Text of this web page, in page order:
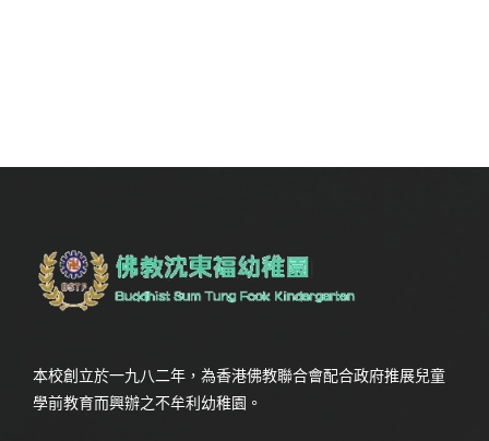
本校創立於一九八二年，為香港佛教聯合會配合政府推展兒童
學前教育而興辦之不牟利幼稚園。